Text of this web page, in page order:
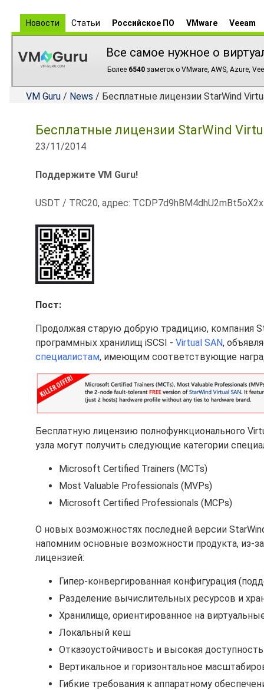
Новости Статьи Российское ПО VMware Veeam
Все самое нужное о
Более 6540 заметок о VMware, AWS, Azure,
VM Guru / News / Бесплатные лицензии StarWind
Бесплатные лицензии StarWind
23/11/2014
Поддержите VM Guru!
USDT / TRC20, адрес:
Пост:
Продолжая старую добрую традицию, компания
программных хранилищ iSCSI - Virtual SAN,
специалистам, имеющим соответствующие
Бесплатную лицензию полнофункционального
узла могут получить следующие категории
Microsoft Certified Trainers (MCTs)
Most Valuable Professionals (MVPs)
Microsoft Certified Professionals (MCPs)
О новых возможностях последней версии
напомним основные возможности продукта, из-
лицензией:
Гипер-конвергированная конфигурация
Разделение вычислительных ресурсов и
Хранилище, ориентированное на
Локальный кеш
Отказоустойчивость и высокая доступность
Вертикальное и горизонтальное
Гибкие требования к аппаратному